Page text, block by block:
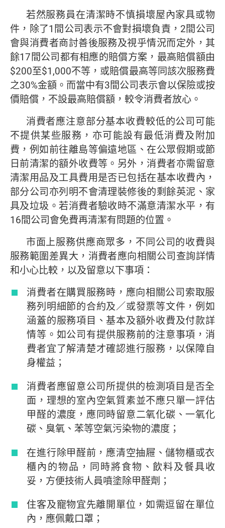
若然服務員在清潔時不慎損壞屋內家具或物
件，除了1間公司表示不會對損壞負責，2間公司
會與消費者商討善後服務及視乎情況而定外，其
餘17間公司都有相應的賠償方案，最高賠償額由
$200至$1,000不等，或賠償最高等同該次服務費
之30%金額。而當中有3間公司表示會以保險或按
價賠償，不設最高賠償額，較令消費者放心。
消費者應注意部分基本收費較低的公司可能
不提供某些服務，亦可能設有最低消費及附加
費，例如前往離島等偏遠地區、在公眾假期或節
日前清潔的額外收費等。另外，消費者亦需留意
清潔用品及工具費用是否已包括在基本收費內，
部分公司亦列明不會清理裝修後的剩餘英泥、家
具及垃圾。若消費者驗收時不滿意清潔水平，有
16間公司會免費再清潔有問題的位置。
市面上服務供應商眾多，不同公司的收費與
服務範圍差異大，消費者應向相關公司查詢詳情
和小心比較，以及留意以下事項：
消費者在購買服務時，應向相關公司索取服
務列明細節的合約及／或發票等文件，例如
涵蓋的服務項目、基本及額外收費及付款詳
情等。如公司有提供服務前的注意事項，消
費者宜了解清楚才確認進行服務，以保障自
身權益；
消費者應留意公司所提供的檢測項目是否全
面，理想的室內空氣質素並不應只單一評估
甲醛的濃度，應同時留意二氧化碳、一氧化
碳、臭氧、苯等空氣污染物的濃度；
在進行除甲醛前，應清空抽屜、儲物櫃或衣
櫃內的物品，同時將食物、飲料及餐具收
妥，方便技術人員噴塗除甲醛劑；
住客及寵物宜先離開單位，如需逗留在單位
內，應佩戴口罩；